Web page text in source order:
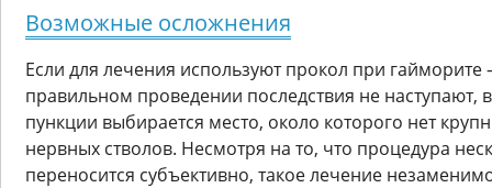
Возможные осложнения
Если для лечения используют прокол при
правильном проведении последствия не наступают,
пункции выбирается место, около которого нет
нервных стволов. Несмотря на то, что процедура
переносится субъективно, такое лечение